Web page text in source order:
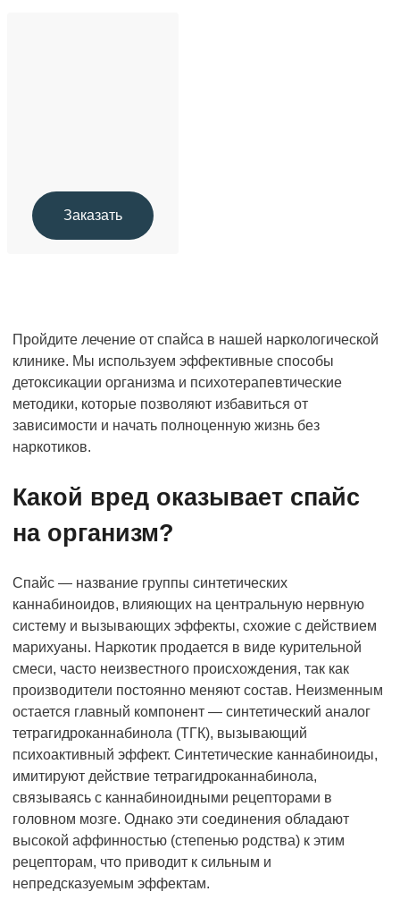
Заказать
Пройдите лечение от спайса в нашей наркологической
клинике. Мы используем эффективные способы
детоксикации организма и психотерапевтические
методики, которые позволяют избавиться от
зависимости и начать полноценную жизнь без
наркотиков.
Какой вред оказывает спайс
на организм?
Спайс — название группы синтетических
каннабиноидов, влияющих на центральную нервную
систему и вызывающих эффекты, схожие с действием
марихуаны. Наркотик продается в виде курительной
смеси, часто неизвестного происхождения, так как
производители постоянно меняют состав. Неизменным
остается главный компонент — синтетический аналог
тетрагидроканнабинола (ТГК), вызывающий
психоактивный эффект. Синтетические каннабиноиды,
имитируют действие тетрагидроканнабинола,
связываясь с каннабиноидными рецепторами в
головном мозге. Однако эти соединения обладают
высокой аффинностью (степенью родства) к этим
рецепторам, что приводит к сильным и
непредсказуемым эффектам.